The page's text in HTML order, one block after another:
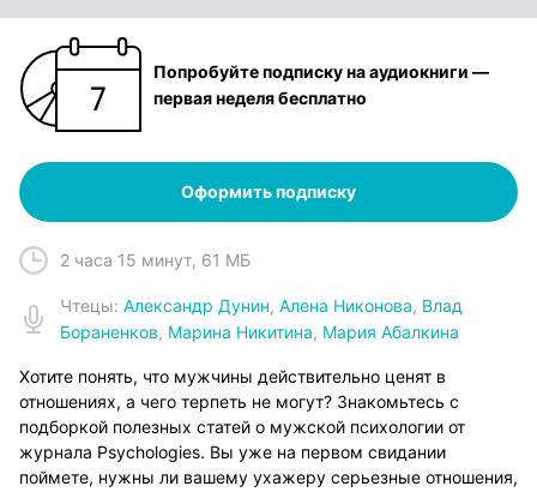
Попробуйте подписку на аудиокниги —
первая неделя бесплатно
Оформить подписку
2 часа 15 минут, 61 МБ
Чтецы: Александр Дунин, Алена Никонова, Влад
Бораненков, Марина Никитина, Мария Абалкина
Хотите понять, что мужчины действительно ценят в
отношениях, а чего терпеть не могут? Знакомьтесь с
подборкой полезных статей о мужской психологии от
журнала Psychologies. Вы уже на первом свидании
поймете, нужны ли вашему ухажеру серьезные отношения,